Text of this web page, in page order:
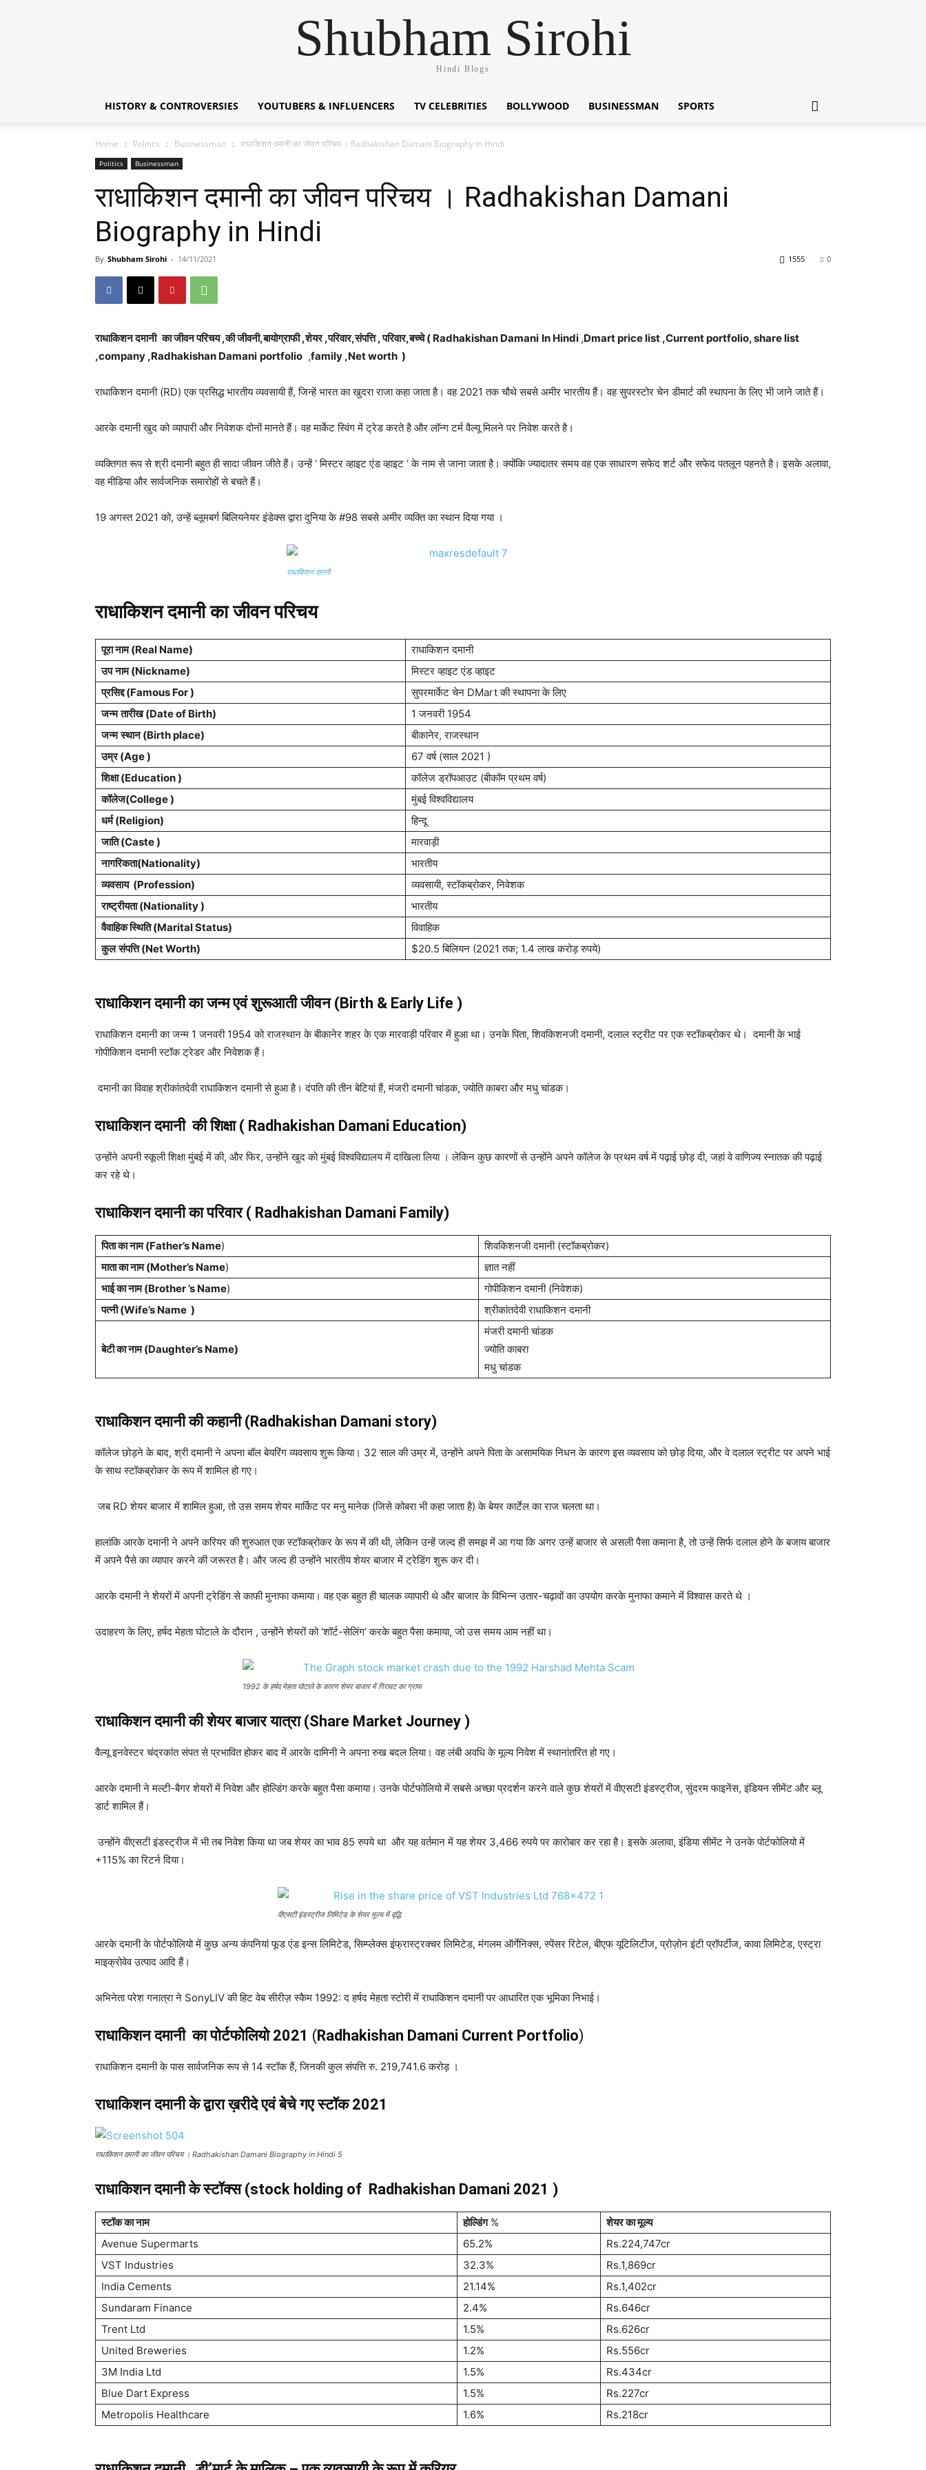
Shubham Sirohi
Hindi Blogs
HISTORY & CONTROVERSIES YOUTUBERS & INFLUENCERS TV CELEBRITIES BOLLYWOOD BUSINESSMAN SPORTS
Home Politics Businessman राधाकिशन दमानी का जीवन परिचय । Radhakishan Damani Biography in Hindi
Politics Businessman
राधाकिशन दमानी का जीवन परिचय । Radhakishan Damani
Biography in Hindi
By Shubham Sirohi - 14/11/2021 0
1555
राधाकिशन दमानी का जीवन परिचय ,की जीवनी,बायोग्राफी ,शेयर ,परिवार,संपत्ति , परिवार,बच्चे ( Radhakishan Damani In Hindi ,Dmart price list ,Current portfolio, share list
,company ,Radhakishan Damani portfolio ,family ,Net worth )
राधाकिशन दमानी (RD) एक प्रसिद्ध भारतीय व्यवसायी हैं, जिन्हें भारत का खुदरा राजा कहा जाता है। वह 2021 तक चौथे सबसे अमीर भारतीय हैं। वह सुपरस्टोर चेन डीमार्ट की स्थापना के लिए भी जाने जाते हैं।
आरके दमानी खुद को व्यापारी और निवेशक दोनों मानते हैं। वह मार्केट स्विंग में ट्रेड करते है और लॉन्ग टर्म वैल्यू मिलने पर निवेश करते है।
व्यक्तिगत रूप से श्री दमानी बहुत ही सादा जीवन जीते हैं। उन्हें ‘ मिस्टर व्हाइट एंड व्हाइट ‘ के नाम से जाना जाता है। क्योंकि ज्यादातर समय वह एक साधारण सफेद शर्ट और सफेद पतलून पहनते है। इसके अलावा,
वह मीडिया और सार्वजनिक समारोहों से बचते हैं।
19 अगस्त 2021 को, उन्हें ब्लूमबर्ग बिलियनेयर इंडेक्स द्वारा दुनिया के #98 सबसे अमीर व्यक्ति का स्थान दिया गया ।
राधाकिशन दमानी
राधाकिशन दमानी का जीवन परिचय
पूरा नाम (Real Name)
राधाकिशन दमानी
उप नाम (Nickname)
मिस्टर व्हाइट एंड व्हाइट
प्रसिद्द (Famous For )
सुपरमार्केट चेन DMart की स्थापना के लिए
जन्म तारीख (Date of Birth)
1 जनवरी 1954
जन्म स्थान (Birth place)
बीकानेर, राजस्थान
उम्र (Age )
67 वर्ष (साल 2021 )
शिक्षा (Education )
कॉलेज ड्रॉपआउट (बीकॉम प्रथम वर्ष)
कॉलेज(College )
मुंबई विश्वविद्यालय
धर्म (Religion)
हिन्दू
जाति (Caste )
मारवाड़ी
नागरिकता(Nationality)
भारतीय
व्यवसाय (Profession)
व्यवसायी, स्टॉकब्रोकर, निवेशक
राष्ट्रीयता (Nationality )
भारतीय
वैवाहिक स्थिति (Marital Status)
विवाहिक
कुल संपत्ति (Net Worth) $20.5 बिलियन (2021 तक; 1.4 लाख करोड़ रुपये)
राधाकिशन दमानी का जन्म एवं शुरूआती जीवन (Birth & Early Life )
राधाकिशन दमानी का जन्म 1 जनवरी 1954 को राजस्थान के बीकानेर शहर के एक मारवाड़ी परिवार में हुआ था। उनके पिता, शिवकिशनजी दमानी, दलाल स्ट्रीट पर एक स्टॉकब्रोकर थे। दमानी के भाई
गोपीकिशन दमानी स्टॉक ट्रेडर और निवेशक हैं।
दमानी का विवाह श्रीकांतदेवी राधाकिशन दमानी से हुआ है। दंपति की तीन बेटियां हैं, मंजरी दमानी चांडक, ज्योति काबरा और मधु चांडक।
राधाकिशन दमानी की शिक्षा ( Radhakishan Damani Education)
उन्होंने अपनी स्कूली शिक्षा मुंबई में की, और फिर, उन्होंने खुद को मुंबई विश्वविद्यालय में दाखिला लिया । लेकिन कुछ कारणों से उन्होंने अपने कॉलेज के प्रथम वर्ष में पढ़ाई छोड़ दी, जहां वे वाणिज्य स्नातक की पढ़ाई
कर रहे थे।
राधाकिशन दमानी का परिवार ( Radhakishan Damani Family)
पिता का नाम (Father’s Name)
शिवकिशनजी दमानी (स्टॉकब्रोकर)
माता का नाम (Mother’s Name)
ज्ञात नहीं
भाई का नाम (Brother ’s Name)
गोपीकिशन दमानी (निवेशक)
पत्नी (Wife’s Name )
श्रीकांतदेवी राधाकिशन दमानी
बेटी का नाम (Daughter’s Name)
मंजरी दमानी चांडक
ज्योति काबरा
मधु चांडक
राधाकिशन दमानी की कहानी (Radhakishan Damani story)
कॉलेज छोड़ने के बाद, श्री दमानी ने अपना बॉल बेयरिंग व्यवसाय शुरू किया। 32 साल की उम्र में, उन्होंने अपने पिता के असामयिक निधन के कारण इस व्यवसाय को छोड़ दिया, और वे दलाल स्ट्रीट पर अपने भाई
के साथ स्टॉकब्रोकर के रूप में शामिल हो गए।
जब RD शेयर बाजार में शामिल हुआ, तो उस समय शेयर मार्किट पर मनु मानेक (जिसे कोबरा भी कहा जाता है) के बेयर कार्टेल का राज चलता था।
हालांकि आरके दमानी ने अपने करियर की शुरुआत एक स्टॉकब्रोकर के रूप में की थी, लेकिन उन्हें जल्द ही समझ में आ गया कि अगर उन्हें बाजार से असली पैसा कमाना है, तो उन्हें सिर्फ दलाल होने के बजाय बाजार
में अपने पैसे का व्यापार करने की जरूरत है। और जल्द ही उन्होंने भारतीय शेयर बाजार में ट्रेडिंग शुरू कर दी।
आरके दमानी ने शेयरों में अपनी ट्रेडिंग से काफी मुनाफा कमाया। वह एक बहुत ही चालक व्यापारी थे और बाजार के विभिन्न उतार-चढ़ावों का उपयोग करके मुनाफा कमाने में विश्वास करते थे ।
उदाहरण के लिए, हर्षद मेहता घोटाले के दौरान , उन्होंने शेयरों को ‘शॉर्ट-सेलिंग’ करके बहुत पैसा कमाया, जो उस समय आम नहीं था।
1992 के हर्षद मेहता घोटाले के कारण शेयर बाजार में गिरावट का ग्राफ
राधाकिशन दमानी की शेयर बाजार यात्रा (Share Market Journey )
वैल्यू इनवेस्टर चंद्रकांत संपत से प्रभावित होकर बाद में आरके दामिनी ने अपना रुख बदल लिया। वह लंबी अवधि के मूल्य निवेश में स्थानांतरित हो गए।
आरके दमानी ने मल्टी-बैगर शेयरों में निवेश और होल्डिंग करके बहुत पैसा कमाया। उनके पोर्टफोलियो में सबसे अच्छा प्रदर्शन करने वाले कुछ शेयरों में वीएसटी इंडस्ट्रीज, सुंदरम फाइनेंस, इंडियन सीमेंट और ब्लू
डार्ट शामिल हैं।
उन्होंने वीएसटी इंडस्ट्रीज में भी तब निवेश किया था जब शेयर का भाव 85 रुपये था और यह वर्तमान में यह शेयर 3,466 रुपये पर कारोबार कर रहा है। इसके अलावा, इंडिया सीमेंट ने उनके पोर्टफोलियो में
+115% का रिटर्न दिया।
वीएसटी इंडस्ट्रीज लिमिटेड के शेयर मूल्य में वृद्धि
आरके दमानी के पोर्टफोलियो में कुछ अन्य कंपनियां फूड एंड इन्स लिमिटेड, सिम्प्लेक्स इंफ्रास्ट्रक्चर लिमिटेड, मंगलम ऑर्गेनिक्स, स्पेंसर रिटेल, बीएफ यूटिलिटीज, प्रोज़ोन इंटी प्रॉपर्टीज, कावा लिमिटेड, एस्ट्रा
माइक्रोवेव उत्पाद आदि हैं।
अभिनेता परेश गनात्रा ने SonyLIV की हिट वेब सीरीज़ स्कैम 1992: द हर्षद मेहता स्टोरी में राधाकिशन दमानी पर आधारित एक भूमिका निभाई।
राधाकिशन दमानी का पोर्टफोलियो 2021 (Radhakishan Damani Current Portfolio)
राधाकिशन दमानी के पास सार्वजनिक रूप से 14 स्टॉक हैं, जिनकी कुल संपत्ति रु. 219,741.6 करोड़ ।
राधाकिशन दमानी के द्वारा ख़रीदे एवं बेचे गए स्टॉक 2021
राधाकिशन दमानी का जीवन परिचय । Radhakishan Damani Biography in Hindi 5
राधाकिशन दमानी के स्टॉक्स (stock holding of Radhakishan Damani 2021 )
स्टॉक का नाम होल्डिंग%
शेयर का मूल्य
Avenue Supermarts
65.2%
Rs.224,747cr
VST Industries
32.3%
Rs.1,869cr
India Cements
21.14%
Rs.1,402cr
Sundaram Finance
2.4%
Rs.646cr
Trent Ltd
1.5%
Rs.626cr
United Breweries
1.2%
Rs.556cr
3M India Ltd
1.5%
Rs.434cr
Blue Dart Express
1.5%
Rs.227cr
Metropolis Healthcare
1.6% Rs.218cr